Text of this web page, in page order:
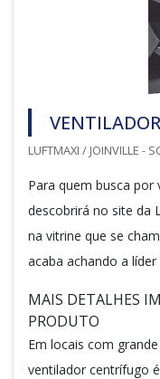
LUFTMAXI / JOINVILLE -
Para quem busca
descobrirá no site da
na vitrine que se
acaba achando a
MAIS DETALHES
PRODUTO
Em locais com
ventilador centrífugo